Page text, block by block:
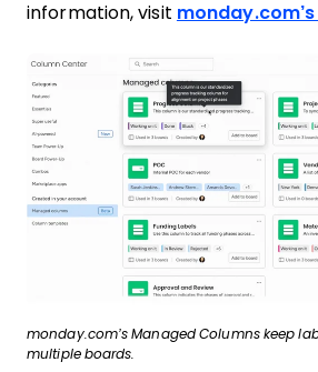
monday.com’s Managed Columns keep
multiple boards.
information, visit